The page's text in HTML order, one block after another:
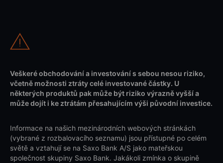
Veškeré obchodování a investování s sebou nesou riziko,
včetně možnosti ztráty celé investované částky. U
některých produktů pak může být riziko výrazně vyšší a
může dojít i ke ztrátám přesahujícím výši původní investice.
Informace na našich mezinárodních webových stránkách
(vybrané z rozbalovacího seznamu) jsou přístupné po celém
světě a vztahují se na Saxo Bank A/S jako mateřskou
společnost skupiny Saxo Bank. Jakákoli zmínka o skupině